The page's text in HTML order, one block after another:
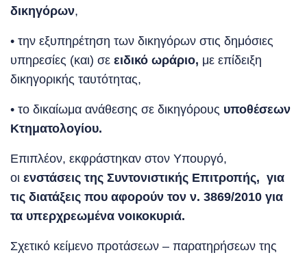
δικηγόρων,
• την εξυπηρέτηση των δικηγόρων στις δημόσιες
υπηρεσίες (και) σε ειδικό ωράριο, με επίδειξη
δικηγορικής ταυτότητας,
• το δικαίωμα ανάθεσης σε δικηγόρους υποθέσεων
Κτηματολογίου.
Επιπλέον, εκφράστηκαν στον Υπουργό,
οι ενστάσεις της Συντονιστικής Επιτροπής, για
τις διατάξεις που αφορούν τον ν. 3869/2010 για
τα υπερχρεωμένα νοικοκυριά.
Σχετικό κείμενο προτάσεων – παρατηρήσεων της